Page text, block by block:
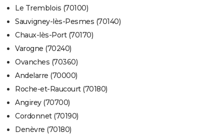
Le Tremblois (70100)
Sauvigney-lès-Pesmes (70140)
Chaux-lès-Port (70170)
Varogne (70240)
Ovanches (70360)
Andelarre (70000)
Roche-et-Raucourt (70180)
Angirey (70700)
Cordonnet (70190)
Denèvre (70180)